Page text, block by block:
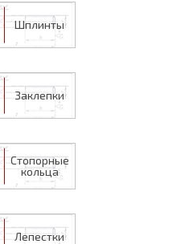
Шплинты
Заклепки
Стопорные
кольца
Лепестки